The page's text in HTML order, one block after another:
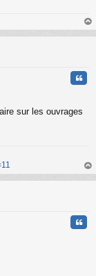
au
sur les ouvrages
au